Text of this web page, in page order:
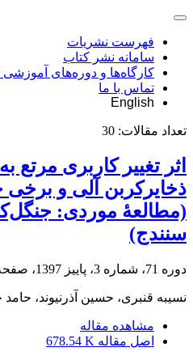
فهرست نشریات
سامانه نشر کتاب
کارگاه‌ها و دوره‌های
تماس با ما
English
تعداد مقالات: 30
اثر تغییر کاربری مرتع
ذخایرکربن آلی و
(مطالعۀ موردی:
سنندج)
دوره 71، شماره 3، پاییز 1397، صفحه
نسیبه قنبری، حسین آذرنیوند،
مشاهده مقاله
اصل مقاله 678.54 K